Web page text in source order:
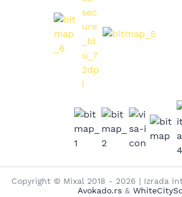
Copyright © Mixal 2018 - 2026 | Izrada
Avokado.rs &